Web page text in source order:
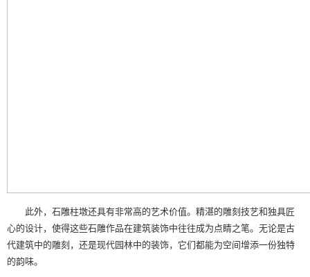
此外，石雕柱墩还具有非常高的艺术价值。精湛的雕刻技艺和独具匠
心的设计，使得这些石雕作品在建筑装饰中往往成为点睛之笔。无论是古
代建筑中的雕刻，还是现代园林中的装饰，它们都能为空间增添一份独特
的韵味。